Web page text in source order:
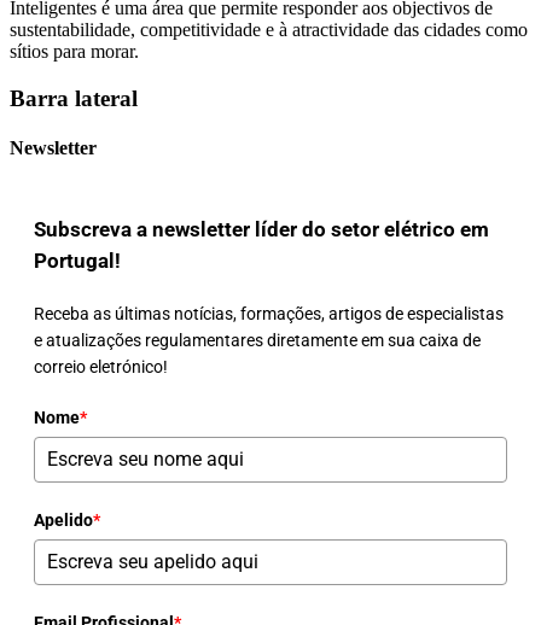
Inteligentes é uma área que permite responder aos objectivos de
sustentabilidade, competitividade e à atractividade das cidades como
sítios para morar.
Barra lateral
Newsletter
Subscreva a newsletter líder do setor elétrico em
Portugal!
Receba as últimas notícias, formações, artigos de especialistas
e atualizações regulamentares diretamente em sua caixa de
correio eletrónico!
Nome*
Apelido*